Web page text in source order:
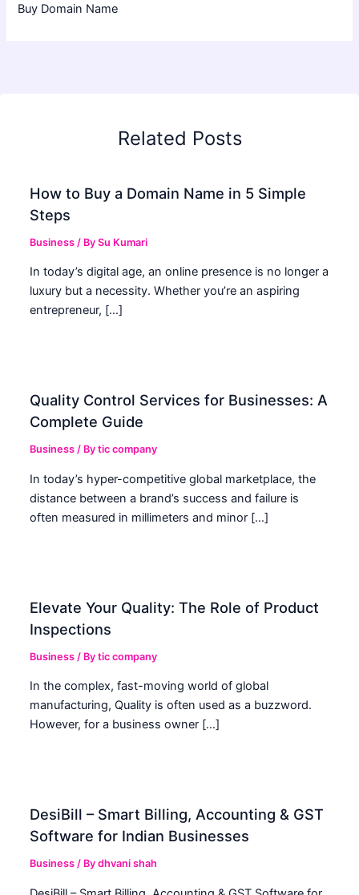
Buy Domain Name
Related Posts
How to Buy a Domain Name in 5 Simple
Steps
Business / BySu Kumari
In today’s digital age, an online presence is no longer a
luxury but a necessity. Whether you’re an aspiring
entrepreneur, […]
Quality Control Services for Businesses: A
Complete Guide
Business / Bytic company
In today’s hyper-competitive global marketplace, the
distance between a brand’s success and failure is
often measured in millimeters and minor […]
Elevate Your Quality: The Role of Product
Inspections
Business / Bytic company
In the complex, fast-moving world of global
manufacturing, Quality is often used as a buzzword.
However, for a business owner […]
DesiBill – Smart Billing, Accounting & GST
Software for Indian Businesses
Business / Bydhvani shah